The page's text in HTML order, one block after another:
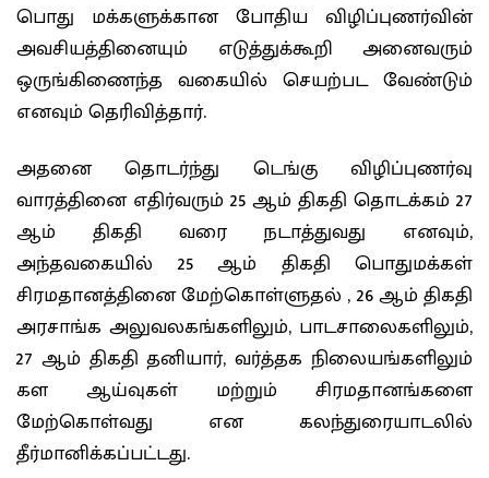
பொது மக்களுக்கான போதிய விழிப்புணர்வின்
அவசியத்தினையும் எடுத்துக்கூறி அனைவரும்
ஒருங்கிணைந்த வகையில் செயற்பட வேண்டும்
எனவும் தெரிவித்தார்.
அதனை தொடர்ந்து டெங்கு விழிப்புணர்வு
வாரத்தினை எதிர்வரும் 25 ஆம் திகதி தொடக்கம் 27
ஆம் திகதி வரை நடாத்துவது எனவும்,
அந்தவகையில் 25 ஆம் திகதி பொதுமக்கள்
சிரமதானத்தினை மேற்கொள்ளுதல் , 26 ஆம் திகதி
அரசாங்க அலுவலகங்களிலும், பாடசாலைகளிலும்,
27 ஆம் திகதி தனியார், வர்த்தக நிலையங்களிலும்
கள ஆய்வுகள் மற்றும் சிரமதானங்களை
மேற்கொள்வது என கலந்துரையாடலில்
தீர்மானிக்கப்பட்டது.